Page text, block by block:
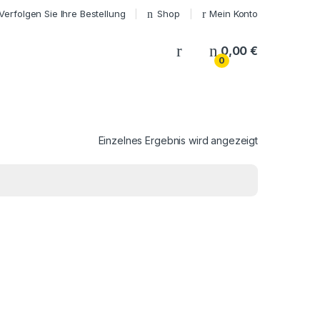
Sie Ihre Bestellung Shop Mein Konto
My Account
0
0,00€
Einzelnes Ergebnis wird angezeigt